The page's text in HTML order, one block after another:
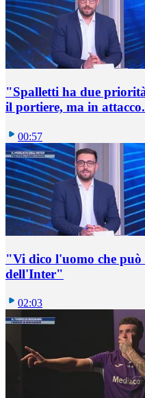
"Spalletti ha due
il portiere, ma in
00:57
"Vi dico l'uomo che può
dell'Inter"
02:03